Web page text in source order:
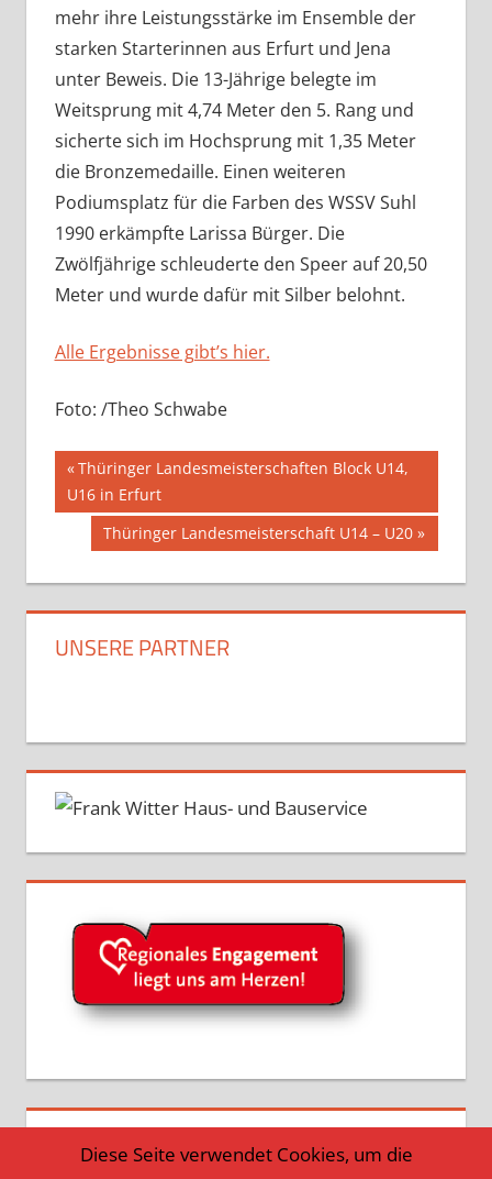
mehr ihre Leistungsstärke im Ensemble der
starken Starterinnen aus Erfurt und Jena
unter Beweis. Die 13-Jährige belegte im
Weitsprung mit 4,74 Meter den 5. Rang und
sicherte sich im Hochsprung mit 1,35 Meter
die Bronzemedaille. Einen weiteren
Podiumsplatz für die Farben des WSSV Suhl
1990 erkämpfte Larissa Bürger. Die
Zwölfjährige schleuderte den Speer auf 20,50
Meter und wurde dafür mit Silber belohnt.
Alle Ergebnisse gibt’s hier.
Foto: /Theo Schwabe
Beitragsnavigation
Vorheriger
Beitrag:
Thüringer Landesmeisterschaften Block U14,
U16 in Erfurt
Nächster
Thüringer Landesmeisterschaft U14 – U20
UNSERE PARTNER
Diese Seite verwendet Cookies, um die